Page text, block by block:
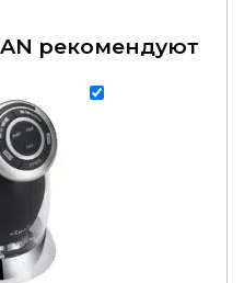
рекомендуют